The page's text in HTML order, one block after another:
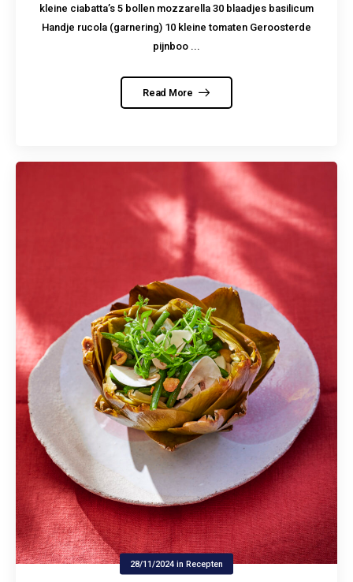
kleine ciabatta’s 5 bollen mozzarella 30 blaadjes basilicum
Handje rucola (garnering) 10 kleine tomaten Geroosterde
pijnboo ...
Read More
28/11/2024 in Recepten